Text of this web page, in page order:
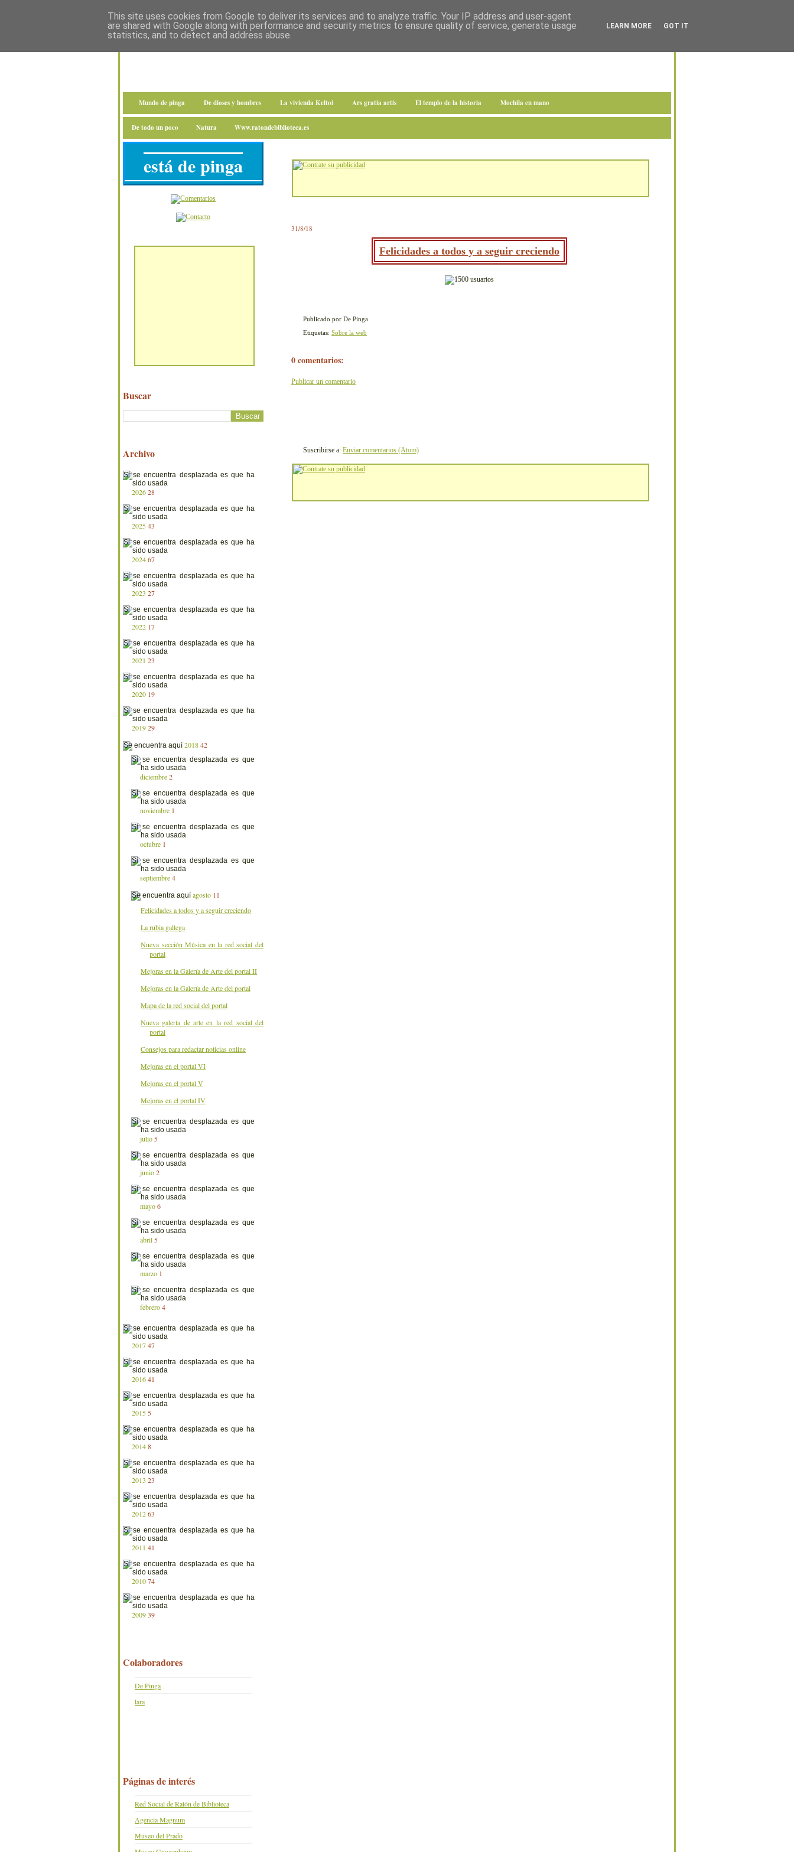
Mundo de pinga De dioses y hombres La vivienda Keltoi Ars gratia artis El templo de la historia Mochila en mano
De todo un poco Natura Www.ratondebiblioteca.es
31/8/18
Felicidades a todos y a seguir creciendo
Publicado por De Pinga
Etiquetas: Sobre la web
0 comentarios:
Publicar un comentario
Suscribirse a: Enviar comentarios (Atom)
está de pinga
Buscar
Archivo
202628
202543
202467
2023 27
2022 17
2021 23
2020 19
201929
201842
diciembre 2
noviembre 1
octubre 1
septiembre 4
agosto 11
Felicidades a todos y a seguir creciendo
La rubia gallega
Nueva sección Música en la red social del
portal
Mejoras en la Galería de Arte del portal II
Mejoras en la Galería de Arte del portal
Mapa de la red social del portal
Nueva galería de arte en la red social del
portal
Consejos para redactar noticias online
Mejoras en el portal VI
Mejoras en el portal V
Mejoras en el portal IV
julio 5
junio 2
mayo 6
abril 5
marzo 1
febrero 4
201747
201641
2015 5
20148
2013 23
201263
2011 41
201074
200939
Colaboradores
De Pinga
lara
Páginas de interés
Red Social de Ratón de Biblioteca
Agencia Magnum
Museo del Prado
This site uses cookies from Google to deliver its services and to analyze traffic. Your IP address and user-agent
are shared with Google along with performance and security metrics to ensure quality of service, generate usage
statistics, and to detect and address abuse.
LEARN MORE GOT IT